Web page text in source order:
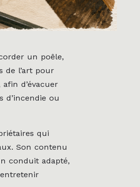
un poêle,
de l’art pour
d’évacuer
ou
qui
Son contenu
conduit adapté,
entretenir